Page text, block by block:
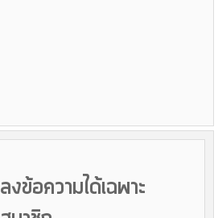
ลงข้อความได้เฉพาะ